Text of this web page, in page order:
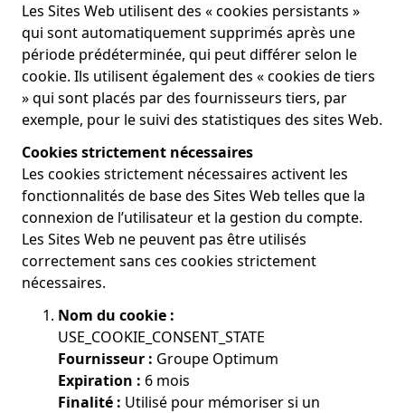
Les Sites Web utilisent des « cookies persistants »
qui sont automatiquement supprimés après une
période prédéterminée, qui peut différer selon le
cookie. Ils utilisent également des « cookies de tiers
» qui sont placés par des fournisseurs tiers, par
exemple, pour le suivi des statistiques des sites Web.
Cookies strictement nécessaires
Les cookies strictement nécessaires activent les
fonctionnalités de base des Sites Web telles que la
connexion de l’utilisateur et la gestion du compte.
Les Sites Web ne peuvent pas être utilisés
correctement sans ces cookies strictement
nécessaires.
Nom du cookie :
USE_COOKIE_CONSENT_STATE
Fournisseur : Groupe Optimum
Expiration : 6 mois
Finalité : Utilisé pour mémoriser si un